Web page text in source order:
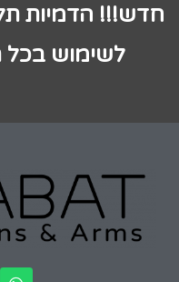
חדש!!! הדמיות
לשימוש בכל